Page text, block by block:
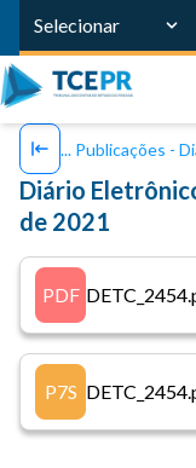
Selecionar
Publicações -
Diário
de 2021
PDF
P7S